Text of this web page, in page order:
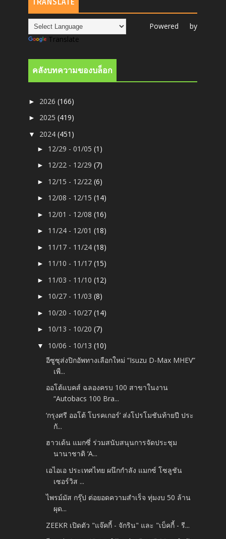
Powered by
Translate
คลังบทความของบล็อก
► 2026(166)
► 2025(419)
▼ 2024(451)
► 12/29 - 01/05(1)
► 12/22 - 12/29(7)
► 12/15 - 12/22(6)
► 12/08 - 12/15(14)
► 12/01 - 12/08(16)
► 11/24 - 12/01(18)
► 11/17 - 11/24(18)
► 11/10 - 11/17(15)
► 11/03 - 11/10(12)
► 10/27 - 11/03(8)
► 10/20 - 10/27(14)
► 10/13 - 10/20(7)
▼ 10/06 - 10/13(10)
อีซูซุส่งปิกอัพทางเลือกใหม่ “Isuzu D-Max MHEV”
เพื...
ออโต้แบคส์ ฉลองครบ 100 สาขาในงาน
“Autobacs 100 Bra...
‘กรุงศรี ออโต้ โบรคเกอร์’ ส่งโปรโมชันท้ายปี ประ
กั...
ฮาวเด้น แมกซี่ ร่วมสนับสนุนการจัดประชุม
นานาชาติ ‘A...
เอไอเอ ประเทศไทย ผนึกกำลัง แมกซ์ โซลูชัน
เซอร์วิส ...
ไพรม์มัส กรุ๊ป ต่อยอดความสำเร็จ ทุ่มงบ 50 ล้าน
ผุด...
ZEEKR เปิดตัว "แจ๊คกี้ - จักริน" และ "เบ็คกี้ - รี...